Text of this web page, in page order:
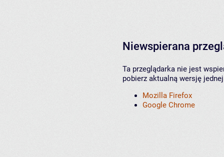
Niewspierana
Ta przeglądarka nie jest
pobierz aktualną wersję
Mozilla Firefox
Google Chrome